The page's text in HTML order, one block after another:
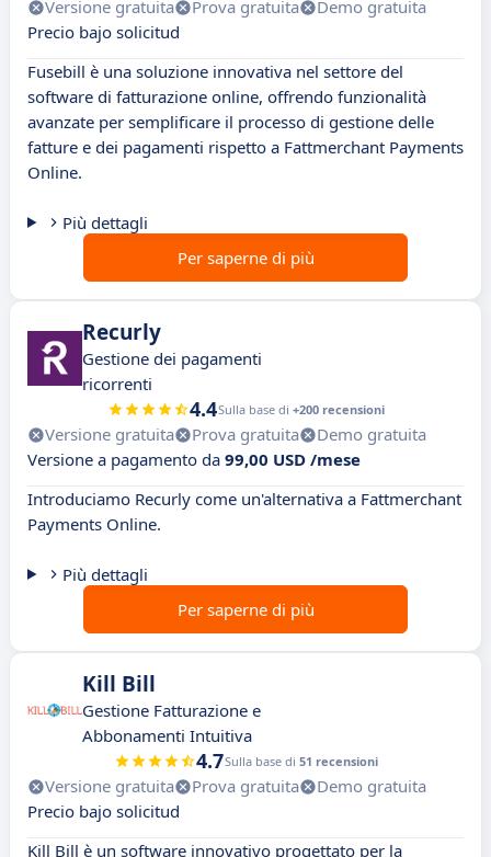
Versione gratuita Prova gratuita
Demo gratuita
Precio bajo solicitud
Fusebill è una soluzione innovativa nel settore del
software di fatturazione online, offrendo funzionalità
avanzate per semplificare il processo di gestione delle
fatture e dei pagamenti rispetto a Fattmerchant Payments
Online.
Più dettagli
Per saperne di più
Recurly
Gestione dei pagamenti
ricorrenti
4.4Sulla base di +200 recensioni
Versione gratuita Prova gratuita
Demo gratuita
Versione a pagamento da 99,00 USD /mese
Introduciamo Recurly come un'alternativa a Fattmerchant
Payments Online.
Più dettagli
Per saperne di più
Kill Bill
Gestione Fatturazione e
Abbonamenti Intuitiva
4.7Sulla base di 51 recensioni
Versione gratuita Prova gratuita
Demo gratuita
Precio bajo solicitud
Kill Bill è un software innovativo progettato per la